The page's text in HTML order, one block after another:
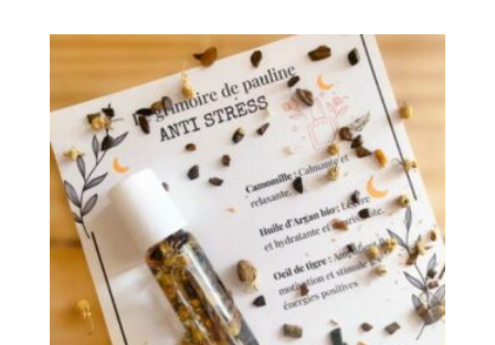
était :
16,90 €.
est :
11,85 €.